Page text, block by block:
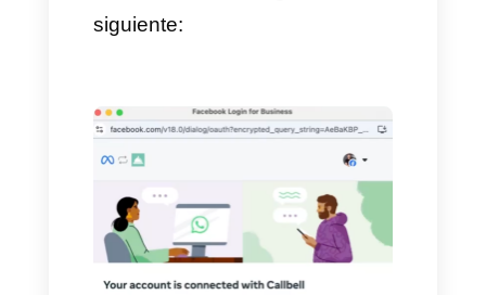
WhatsApp Business:
10. Meta te enviará un mensaje.
Ábrelo y haz clic en "Escanear
código QR".